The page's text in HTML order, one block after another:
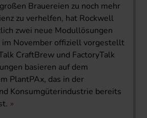
Brauereien zu noch mehr
zu verhelfen, hat Rockwell
zwei neue Modullösungen
im November offiziell vorgestellt
CraftBrew und FactoryTalk
basieren auf dem
PlantPAx, das in der
Konsumgüterindustrie bereits